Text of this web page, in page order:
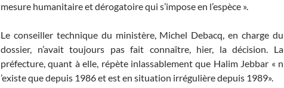
mesure humanitaire et dérogatoire qui s’impose en l’espèce ».
Le conseiller technique du ministère, Michel Debacq, en charge du
dossier, n’avait toujours pas fait connaître, hier, la décision. La
préfecture, quant à elle, répète inlassablement que Halim Jebbar « n
’existe que depuis 1986 et est en situation irrégulière depuis 1989».